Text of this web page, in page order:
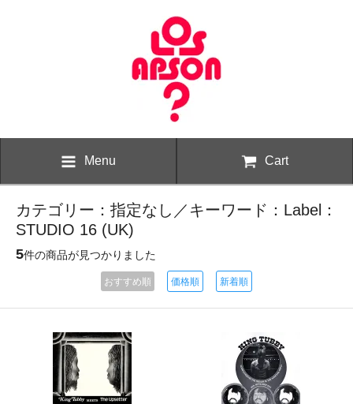
Menu Cart
カテゴリー：指定なし／キーワード：Label：
STUDIO 16 (UK)
5件の商品が見つかりました
おすすめ順 価格順 新着順